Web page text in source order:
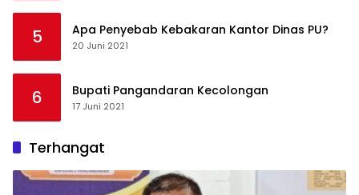
5 Apa Penyebab Kebakaran Kantor Dinas PU?
20 Juni 2021
6 Bupati Pangandaran Kecolongan
17 Juni 2021
Terhangat